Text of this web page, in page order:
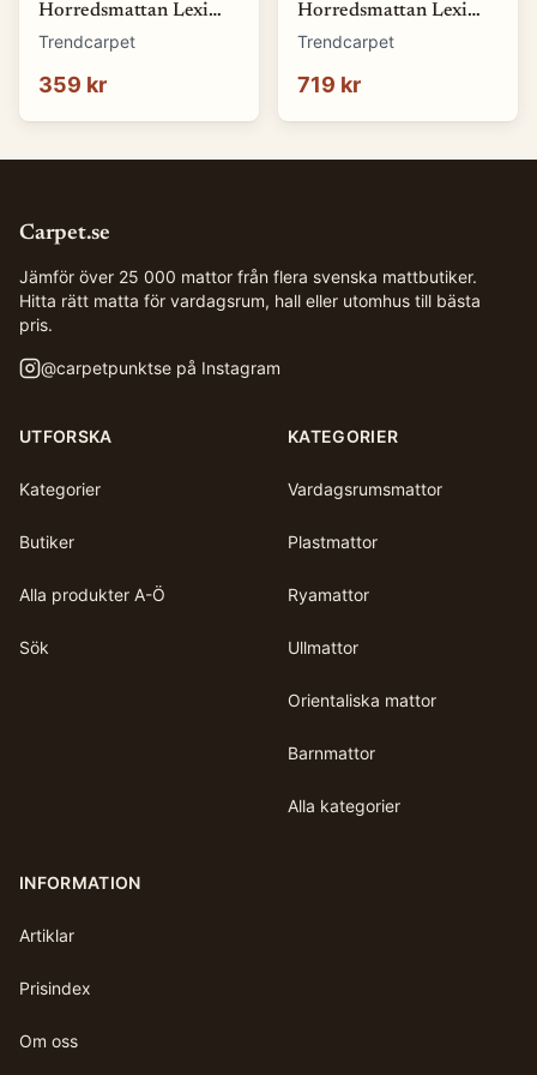
Horredsmattan Lexi
(orange) (Storlek: 70 x
Trendcarpet
359 kr
Horredsmattan Lexi
(grön) (Storlek: 70 x
Trendcarpet
719 kr
Carpet.se
Jämför över 25 000 mattor från flera svenska mattbutiker.
Hitta rätt matta för vardagsrum, hall eller utomhus till bästa
pris.
@carpetpunktse på Instagram
UTFORSKA
Kategorier
Butiker
Alla produkter A-Ö
Sök
KATEGORIER
Vardagsrumsmattor
Plastmattor
Ryamattor
Ullmattor
Orientaliska mattor
Barnmattor
Alla kategorier
INFORMATION
Artiklar
Prisindex
Om oss